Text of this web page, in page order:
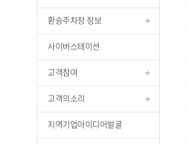
환승주차장 정보
사이버스테이션
고객참여
고객의소리
지역기업아이디어발굴